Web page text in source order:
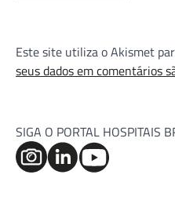
Este site utiliza o Akismet
seus dados em comentários
SIGA O PORTAL HOSPITAIS